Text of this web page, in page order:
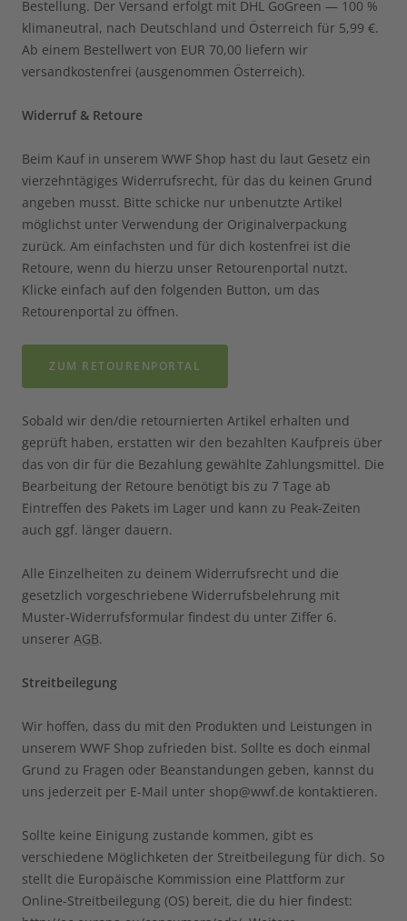
Bestellung. Der Versand erfolgt mit DHL GoGreen — 100 %
klimaneutral, nach Deutschland und Österreich für 5,99 €.
Ab einem Bestellwert von EUR 70,00 liefern wir
versandkostenfrei (ausgenommen Österreich).
Widerruf & Retoure
Beim Kauf in unserem WWF Shop hast du laut Gesetz ein
vierzehntägiges Widerrufsrecht, für das du keinen Grund
angeben musst. Bitte schicke nur unbenutzte Artikel
möglichst unter Verwendung der Originalverpackung
zurück. Am einfachsten und für dich kostenfrei ist die
Retoure, wenn du hierzu unser Retourenportal nutzt.
Klicke einfach auf den folgenden Button, um das
Retourenportal zu öffnen.
ZUM RETOURENPORTAL
Sobald wir den/die retournierten Artikel erhalten und
geprüft haben, erstatten wir den bezahlten Kaufpreis über
das von dir für die Bezahlung gewählte Zahlungsmittel. Die
Bearbeitung der Retoure benötigt bis zu 7 Tage ab
Eintreffen des Pakets im Lager und kann zu Peak-Zeiten
auch ggf. länger dauern.
Alle Einzelheiten zu deinem Widerrufsrecht und die
gesetzlich vorgeschriebene Widerrufsbelehrung mit
Muster-Widerrufsformular findest du unter Ziffer 6.
unserer AGB.
Streitbeilegung
Wir hoffen, dass du mit den Produkten und Leistungen in
unserem WWF Shop zufrieden bist. Sollte es doch einmal
Grund zu Fragen oder Beanstandungen geben, kannst du
uns jederzeit per E-Mail unter shop@wwf.de kontaktieren.
Sollte keine Einigung zustande kommen, gibt es
verschiedene Möglichketen der Streitbeilegung für dich. So
stellt die Europäische Kommission eine Plattform zur
Online-Streitbeilegung (OS) bereit, die du hier findest: